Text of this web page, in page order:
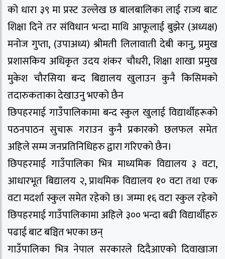
को धारा ३९ मा प्रस्ट उल्लेख छ बालबालिका लाई राज्य बाट
शिक्षा दिने तर संविधान भन्दा माथि आफूलाई बुझेर (अध्यक्ष)
मनोज गुप्ता, (उपाअध्य) श्रीमती लिलावाती देबी कानु, प्रमुख
प्रशासकिय अधिकृत उदय शंकर चौधरी, शिक्षा शाखा प्रमुख
मुकेश चौरसिया बन्द बिद्यालय खुलाउन कुनै किसिमको
तदारुकताका देखाउनु भएको छैन
छिपहरमाई गाउँपालिकामा बन्द स्कुल खुलाई विद्यार्थीहरूको
पठनपाठन सुचारू गराउन कुनै प्रकारको छलफल समेत
अहिले सम्म जनप्रतिनिधिहरु द्वारा गरिएको छैन।
छिपहरमाई गाउँपालिका भित्र माध्यमिक विद्यालय ३ वटा,
आधारभूत बिद्यालय २, प्राथमिक विद्यालय १० वटा तथा एक
वटा मदर्शा स्कुल समेत रहेको छ। जम्मा १६ वटा स्कुल रहेको
छिपहरमाई गाउँपालिकामा अहिले ३०० भन्दा बढी विद्यार्थीहरु
पढाई बाट बञ्चित भएका छन्
गाउँपालिका भित्र नेपाल सरकारले दिदैआएको दिवाखाजा